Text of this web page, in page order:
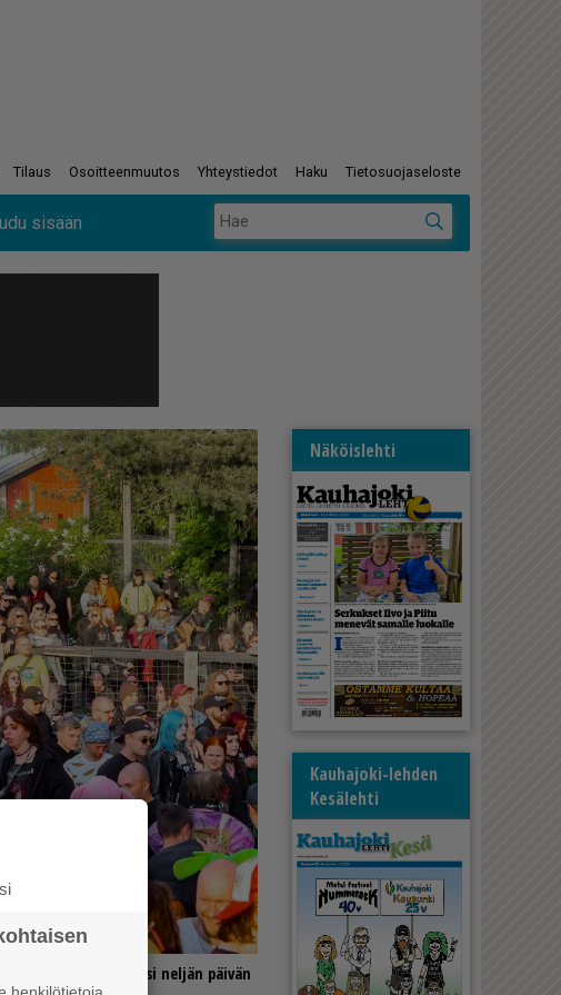
Tilaus Osoitteenmuutos Yhteystiedot Haku Tietosuojaseloste
sisään
esimerkiksi neljän päivän
Näköislehti
Kauhajoki-lehden
Kesälehti
henkilötietoja